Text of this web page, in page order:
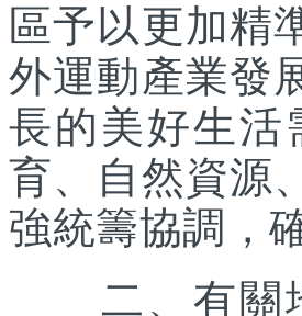
區予以更加精
外運動產業發
長的美好生活
育、自然資源
強統籌協調，
二、有關地